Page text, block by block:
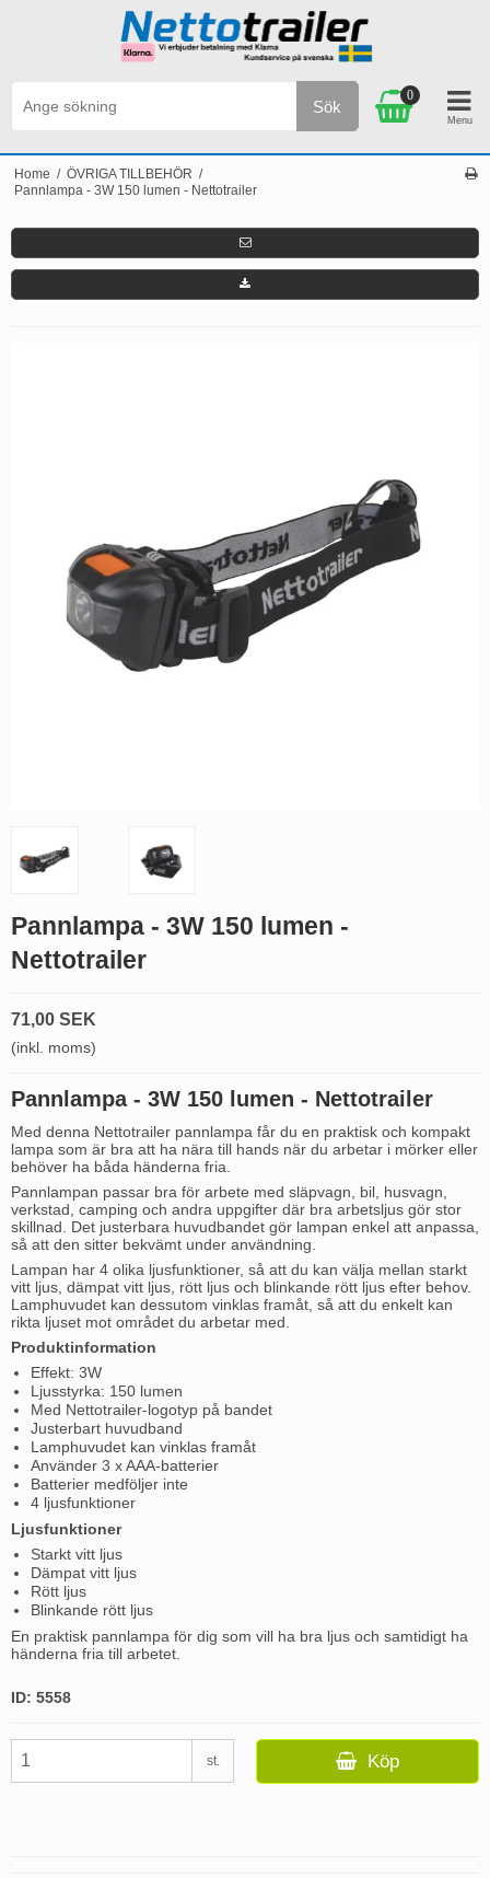
Sök
0
Home / ÖVRIGA TILLBEHÖR /
Pannlampa - 3W 150 lumen - Nettotrailer
Pannlampa - 3W 150 lumen -
Nettotrailer
71,00 SEK
(inkl. moms)
Pannlampa - 3W 150 lumen - Nettotrailer
Med denna Nettotrailer pannlampa får du en praktisk och kompakt
lampa som är bra att ha nära till hands när du arbetar i mörker eller
behöver ha båda händerna fria.
Pannlampan passar bra för arbete med släpvagn, bil, husvagn,
verkstad, camping och andra uppgifter där bra arbetsljus gör stor
skillnad. Det justerbara huvudbandet gör lampan enkel att anpassa,
så att den sitter bekvämt under användning.
Lampan har 4 olika ljusfunktioner, så att du kan välja mellan starkt
vitt ljus, dämpat vitt ljus, rött ljus och blinkande rött ljus efter behov.
Lamphuvudet kan dessutom vinklas framåt, så att du enkelt kan
rikta ljuset mot området du arbetar med.
Produktinformation
Effekt: 3W
Ljusstyrka: 150 lumen
Med Nettotrailer-logotyp på bandet
Justerbart huvudband
Lamphuvudet kan vinklas framåt
Använder 3 x AAA-batterier
Batterier medföljer inte
4 ljusfunktioner
Ljusfunktioner
Starkt vitt ljus
Dämpat vitt ljus
Rött ljus
Blinkande rött ljus
En praktisk pannlampa för dig som vill ha bra ljus och samtidigt ha
händerna fria till arbetet.
ID: 5558
st. Köp